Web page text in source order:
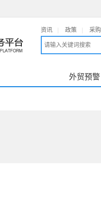
资讯 政策 采购
外贸预警